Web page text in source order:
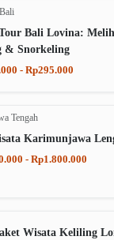
Bali
Bali Lovina:
& Snorkeling
- Rp295.000
Tengah
Karimunjawa
- Rp1.800.000
Wisata Keliling